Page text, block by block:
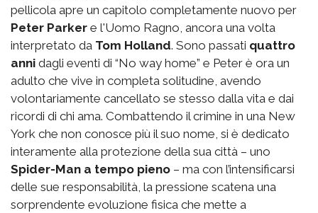
pellicola apre un capitolo completamente nuovo per
Peter Parker e l'Uomo Ragno, ancora una volta
interpretato da Tom Holland. Sono passati quattro
anni dagli eventi di “No way home” e Peter è ora un
adulto che vive in completa solitudine, avendo
volontariamente cancellato se stesso dalla vita e dai
ricordi di chi ama. Combattendo il crimine in una New
York che non conosce più il suo nome, si è dedicato
interamente alla protezione della sua città – uno
Spider-Man a tempo pieno – ma con l’intensificarsi
delle sue responsabilità, la pressione scatena una
sorprendente evoluzione fisica che mette a